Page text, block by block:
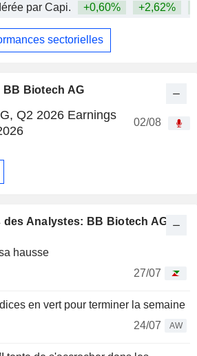
BB Biotech AG
Q2 2026 Earnings
02/08
des Analystes: BB Biotech AG
hausse
27/07
en vert pour terminer la semaine
24/07
AW
par Capi. +0,60% +2,62%
sectorielles